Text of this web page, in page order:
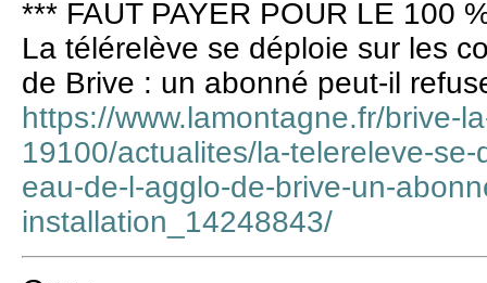
*** FAUT PAYER POUR LE 100
La télérelève se déploie sur les
de Brive : un abonné peut-il
https://www.lamontagne.fr/brive-
19100/actualites/la-telereleve-
eau-de-l-agglo-de-brive-un-
installation_14248843/